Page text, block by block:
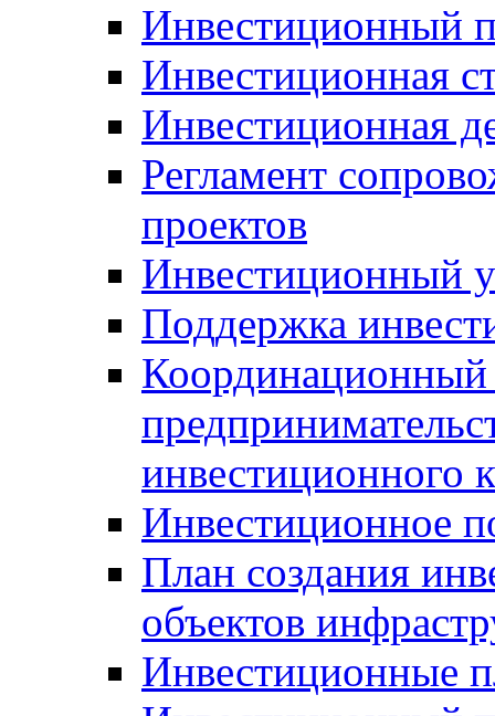
Инвестиционный
Инвестиционная
Инвестиционная
Регламент
проектов
Инвестиционный
Поддержка
Координационный
инвестиционного
Инвестиционное
План создания
объектов
Инвестиционные